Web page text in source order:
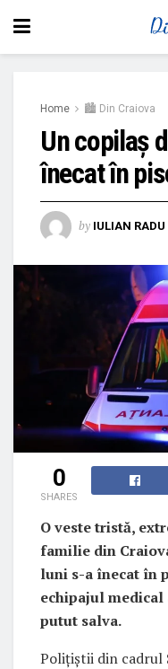
Home 🏙 Din Craiova
Un copilaș
înecat în
by IULIAN RADU
0
SHARES
O veste tristă,
familie din
luni s-a înecat în
echipajul
putut salva.
Polițiștii din cadrul